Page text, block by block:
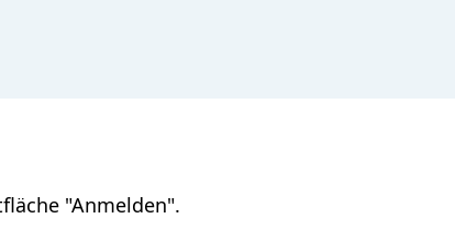
"Anmelden".